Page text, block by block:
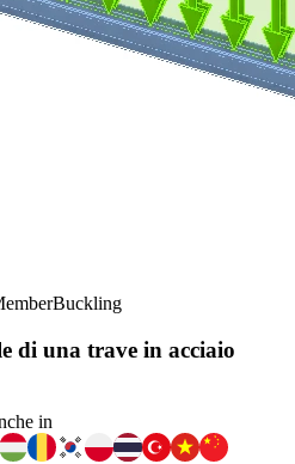
Buckling
di una trave in acciaio
in